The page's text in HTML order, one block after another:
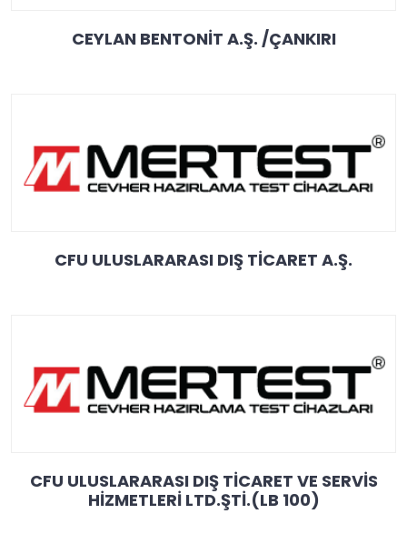
CEYLAN BENTONİT A.Ş. /ÇANKIRI
CFU ULUSLARARASI DIŞ TİCARET A.Ş.
CFU ULUSLARARASI DIŞ TİCARET VE SERVİS
HİZMETLERİ LTD.ŞTİ.(LB 100)